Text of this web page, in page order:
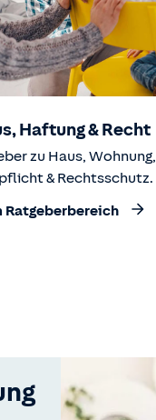
Haftung & Recht
zu Haus, Wohnung,
& Rechtsschutz.
Ratgeberbereich